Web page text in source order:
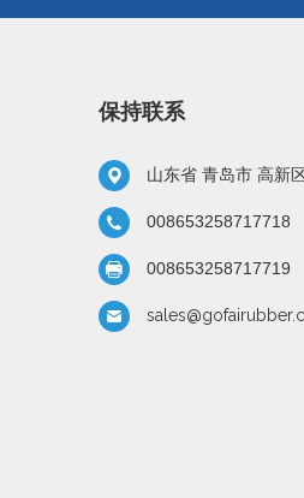
保持联系
山东省 青岛市 高新
008653258717718
008653258717719